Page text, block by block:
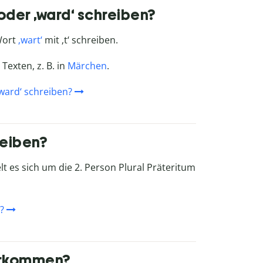
‚ward‘ schreiben?
‚wart‘ mit ‚t‘ schreiben.
z. B. in Märchen.
schreiben?
es sich um die 2. Person Plural Präteritum